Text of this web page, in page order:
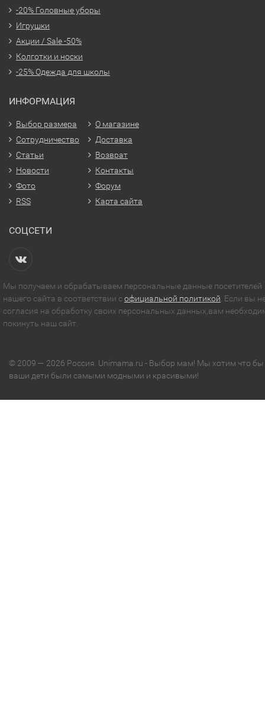
-20% Головные уборы
Игрушки
Акции / Sale -50%
Колготки и носки
-25% Одежда для школы
ИНФОРМАЦИЯ
Выбор размера
Сотрудничество
Статьи
Новости
Фото
RSS
О магазине
Доставка
Возврат
Контакты
Форум
Карта сайта
СОЦСЕТИ
Мы получаем и обрабатываем персональные данные посетителей
нашего сайта в соответствии софициальной политикой . Если вы
согласия на обработку своих персональных данных,вам
покинуть наш сайт.
© 2009 — 2026 Россия. Unimama.ru - Выбор мам! Мы хотим что бы
ваши дети были самыми модными и красивыми!